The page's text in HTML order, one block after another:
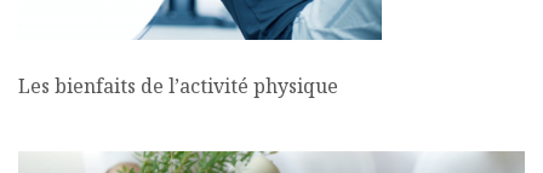
Les bienfaits de l’activité physique